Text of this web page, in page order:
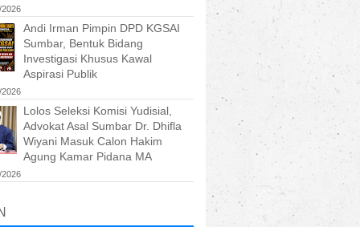
Andi Irman Pimpin DPD KGSAI
Sumbar, Bentuk Bidang
Investigasi Khusus Kawal
Aspirasi Publik
Lolos Seleksi Komisi Yudisial,
Advokat Asal Sumbar Dr. Dhifla
Wiyani Masuk Calon Hakim
Agung Kamar Pidana MA